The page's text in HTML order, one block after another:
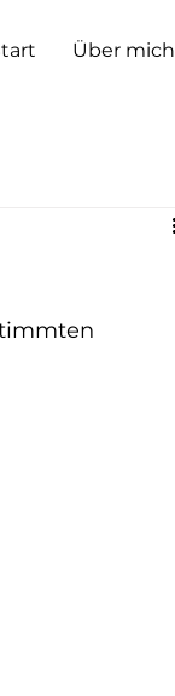
Über mich